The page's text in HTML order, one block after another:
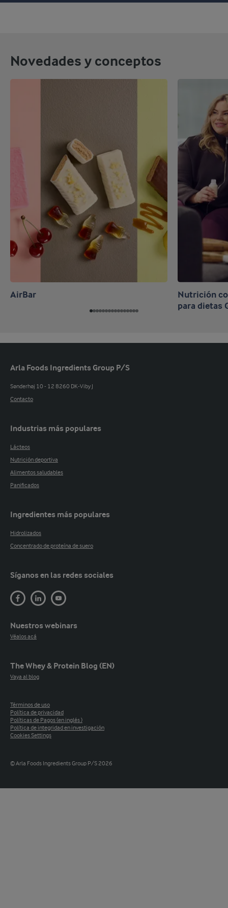
Novedades y conceptos
AirBar
Nutrición
para dietas
Arla Foods Ingredients Group P/S
Sønderhøj 10 - 12 8260 DK-Viby J
Contacto
Industrias más populares
Lácteos
Nutrición deportiva
Alimentos saludables
Panificados
Ingredientes más populares
Hidrolizados
Concentrado de proteína de suero
Síganos en las redes sociales
Nuestros webinars
Véalos acá
The Whey & Protein Blog (EN)
Vaya al blog
Términos de uso
Política de privacidad
Políticas de Pagos (en inglés )
Política de integridad en investigación
Cookies Settings
© Arla Foods Ingredients Group P/S 2026